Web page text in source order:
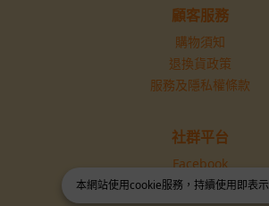
本網站使用cookie服務，持續使用即表示
顧客服務
購物須知
退換貨政策
服務及隱私權條款
社群平台
Facebook
Instagram